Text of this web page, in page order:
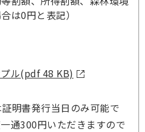
は0円と表記）
ル(pdf 48 KB)
明書発行当日のみ可能で
通300円いただきますので